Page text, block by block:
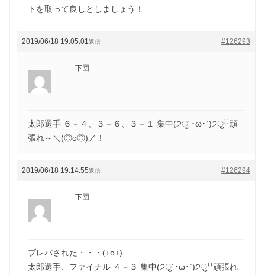
トを取って良しとしましょう！
2019/06/18 19:05:01 #126293
返信
下団
太郎選手 ６－４、３－６、３－１ 集中(੭ु´･ω･`)੭ु⁾⁾頑
張れ～＼(◎o◎)／！
2019/06/18 19:14:55 #126294
返信
下団
ブレバされた・・・(+o+)
太郎選手、ファイナル ４－３ 集中(੭ु´･ω･`)੭ु⁾⁾頑張れ